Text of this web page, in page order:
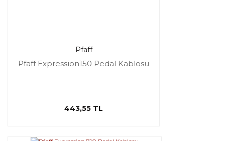
Pfaff
Pfaff Expression150 Pedal Kablosu
443,55 TL